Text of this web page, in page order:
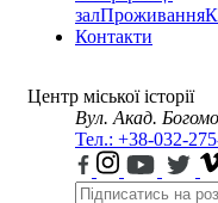
залПроживання
Контакти
Центр міської історії
Вул. Акад.
Тел.: +38-032-